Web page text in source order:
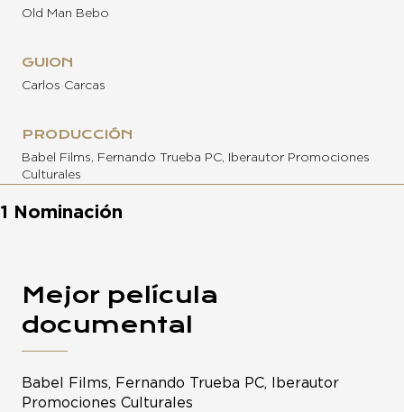
Old Man Bebo
GUION
Carlos Carcas
PRODUCCIÓN
Babel Films, Fernando Trueba PC, Iberautor Promociones
Culturales
1 Nominación
Mejor película
documental
Babel Films, Fernando Trueba PC, Iberautor
Promociones Culturales